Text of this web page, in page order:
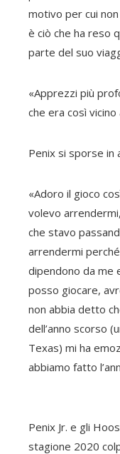
motivo per cui
è ciò che ha reso
parte del suo
«Apprezzi più
che era così
Penix si sporse in
«Adoro il gioco
volevo
che stavo
arrendermi
dipendono da me
posso giocare,
non abbia detto
dell’anno scorso
Texas) mi ha
abbiamo fatto
Penix Jr. e gli
stagione 2020